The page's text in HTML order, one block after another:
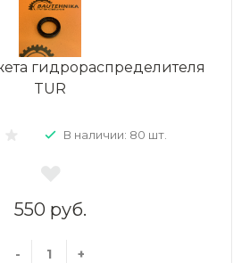
гидрораспределителя
TUR
В наличии: 80 шт.
550 руб.
- +